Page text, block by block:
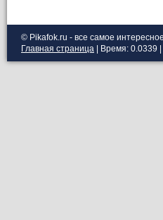
© Pikafok.ru - все самое
Главная страница | Время: 0.0339